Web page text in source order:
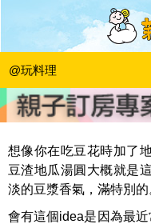
@玩料理
冬至就是要來
圓
騏哥的喵喵樂園|2015-12-
想像你在吃豆花時加了
豆渣地瓜湯圓大概就是
淡的豆漿香氣，滿特別的
會有這個idea是因為最